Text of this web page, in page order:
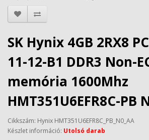
SK Hynix 4GB 2RX8
11-12-B1 DDR3 Non-
memória 1600Mhz
HMT351U6EFR8C-PB
Cikkszám: Hynix HMT351U6EFR8C_PB_N0_AA
Készlet információ: Utolsó darab